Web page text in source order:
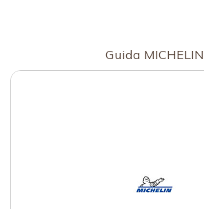
Guida MICHELIN